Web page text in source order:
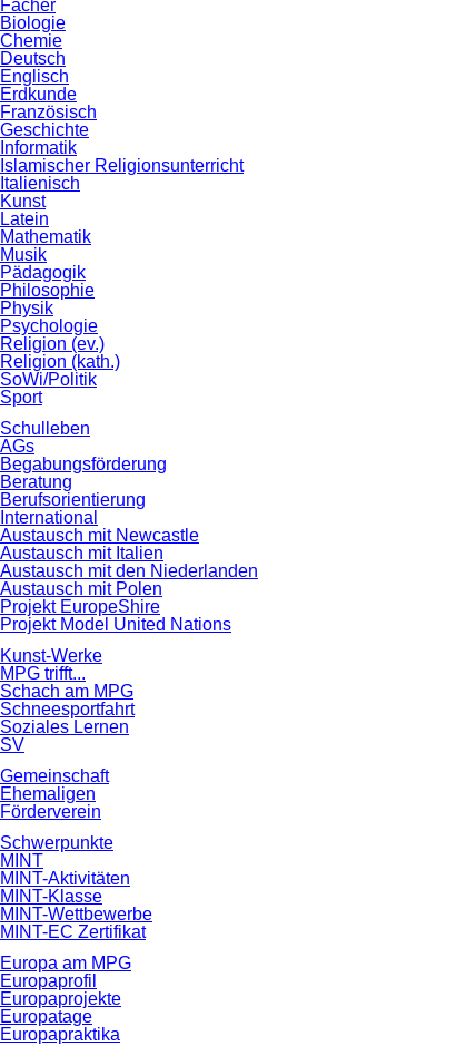
Fächer
Biologie
Chemie
Deutsch
Englisch
Erdkunde
Französisch
Geschichte
Informatik
Islamischer Religionsunterricht
Italienisch
Kunst
Latein
Mathematik
Musik
Pädagogik
Philosophie
Physik
Psychologie
Religion (ev.)
Religion (kath.)
SoWi/Politik
Sport
Schulleben
AGs
Begabungsförderung
Beratung
Berufsorientierung
International
Austausch mit Newcastle
Austausch mit Italien
Austausch mit den Niederlanden
Austausch mit Polen
Projekt EuropeShire
Projekt Model United Nations
Kunst-Werke
MPG trifft...
Schach am MPG
Schneesportfahrt
Soziales Lernen
SV
Gemeinschaft
Ehemaligen
Förderverein
Schwerpunkte
MINT
MINT-Aktivitäten
MINT-Klasse
MINT-Wettbewerbe
MINT-EC Zertifikat
Europa am MPG
Europaprofil
Europaprojekte
Europatage
Europapraktika